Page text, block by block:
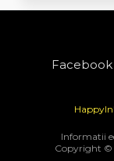
Facebook
Informatii
Copyright ©